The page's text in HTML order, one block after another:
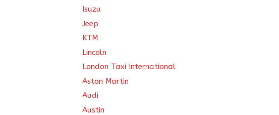
Isuzu
Jeep
KTM
Lincoln
London Taxi International
Aston Martin
Audi
Austin